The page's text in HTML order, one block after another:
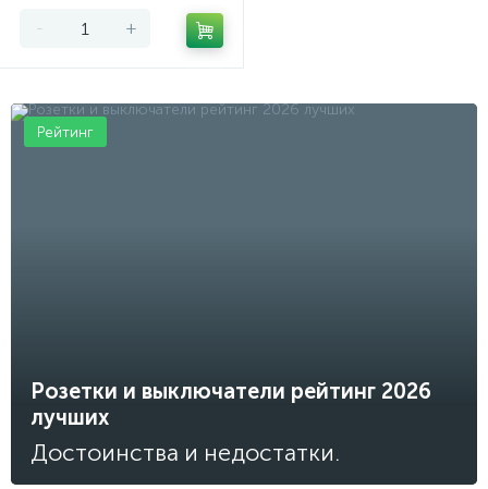
- +
Розетки и выключатели рейтинг 2026
лучших
Достоинства и недостатки.
Рейтинг